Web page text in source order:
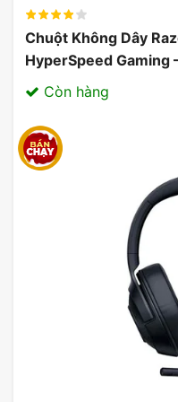
Đặc biệt, một tính
hệ thống âm thanh
cảm nhận âm thanh
nhất. Điều này rất
FPS, nơi mà việc
có thể là yếu tố
cũng đi kèm với
giúp người dùng tùy
cá nhân, từ điều
bass cho phù hợp với
Chuột Không Dây
HyperSpeed Gaming
Cao 03/2025
Còn hàng